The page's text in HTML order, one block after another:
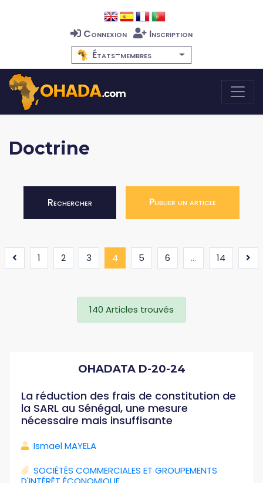
Connexion
Inscription
États-membres
Doctrine
Rechercher Publier un article
1 2 3 4 (current)
5 6 ... 14
140 Articles trouvés
OHADATA D-20-24
La réduction des frais de constitution de
la SARL au Sénégal, une mesure
nécessaire mais insuffisante
Ismael MAYELA
SOCIÉTÉS COMMERCIALES ET GROUPEMENTS